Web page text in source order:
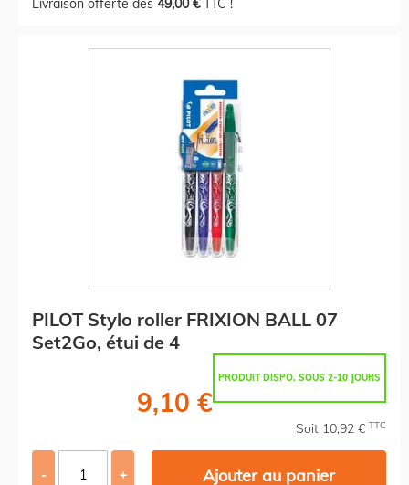
PILOT Stylo roller FRIXION BALL 07
Set2Go, étui de 4
PRODUIT DISPO. SOUS 2-10 JOURS
9,10 €
Soit 10,92 € TTC
- + Ajouter au panier